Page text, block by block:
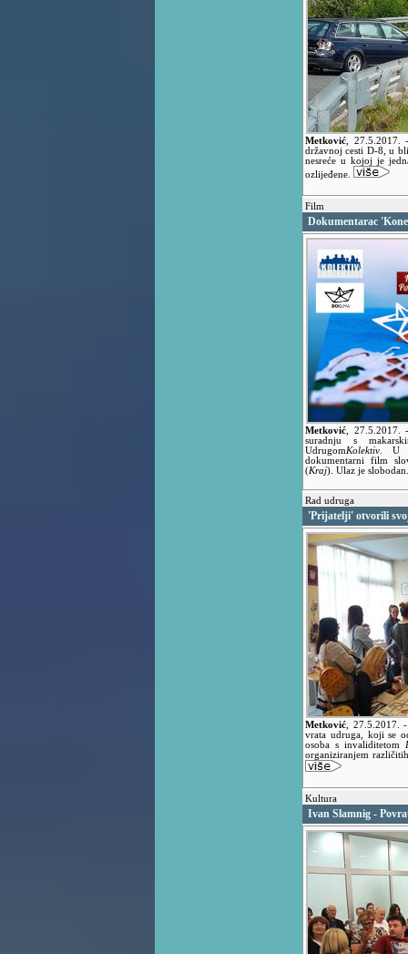
Metković 27.5.2017.
državnoj cesti D-8, u
nesreće u kojoj je
ozlijeđene.
Film
Dokumentarac
Metković 27.5.2017.
suradnju s
UdrugomKolektiv . U
dokumentarni film
(Kraj). Ulaz je slobodan.
Rad udruga
'Prijatelji' otvorili
Metković 27.5.2017.
vrata udruga, koji se
osoba s invaliditetom
organiziranjem
Kultura
Ivan Slamnig -